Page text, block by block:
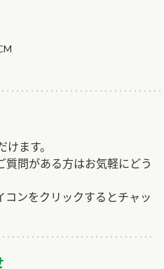
ます。
質問がある方はお気軽にどう
コンをクリックするとチャッ